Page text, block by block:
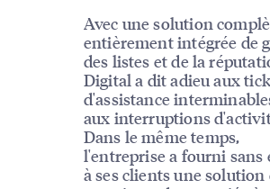
Avec une solution
entièrement intégrée de
des listes et de la
Digital a dit adieu aux
d'assistance
aux interruptions
Dans le même temps,
l'entreprise a fourni sans
à ses clients une solution